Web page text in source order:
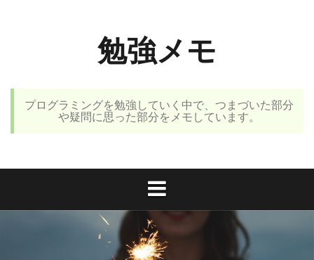
プ
勉強メモ
プログラミングを勉強していく中で、つまづいた部分
や疑問に思った部分をメモしています。